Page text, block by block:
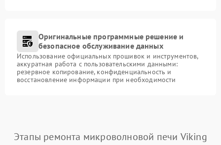
Оригинальные программные решение и
безопасное обслуживание данных
Использование официальных прошивок и инструментов,
аккуратная работа с пользовательскими данными:
резервное копирование, конфиденциальность и
восстановление информации при необходимости
Этапы ремонта микроволновой печи Viking